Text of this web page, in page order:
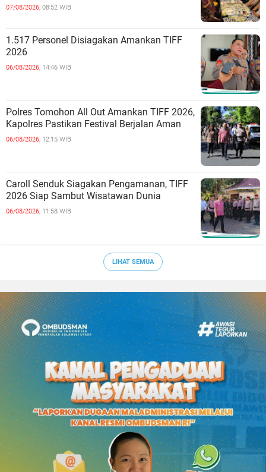
07/08/2026, 08:52 WIB
1.517 Personel Disiagakan Amankan TIFF
2026
06/08/2026, 14:46 WIB
Polres Tomohon All Out Amankan TIFF 2026,
Kapolres Pastikan Festival Berjalan Aman
06/08/2026, 12:15 WIB
Caroll Senduk Siagakan Pengamanan, TIFF
2026 Siap Sambut Wisatawan Dunia
06/08/2026, 11:58 WIB
LIHAT SEMUA